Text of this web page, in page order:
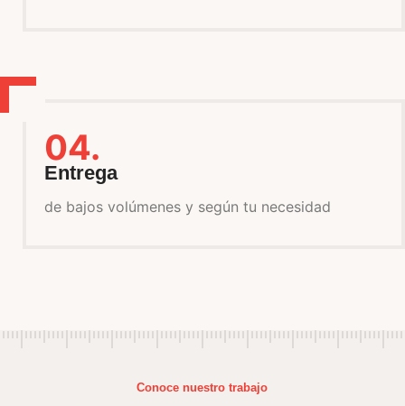
04.
Entrega
de bajos volúmenes y según tu necesidad
Conoce nuestro trabajo